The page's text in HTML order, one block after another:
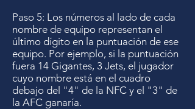
Paso 5: Los números al lado de cada
nombre de equipo representan el
último dígito en la puntuación de ese
equipo. Por ejemplo, si la puntuación
fuera 14 Gigantes, 3 Jets, el jugador
cuyo nombre está en el cuadro
debajo del "4" de la NFC y el "3" de
la AFC ganaría.